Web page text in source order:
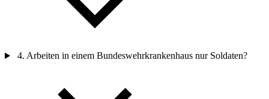
4. Arbeiten in einem Bundeswehrkrankenhaus nur Soldaten?